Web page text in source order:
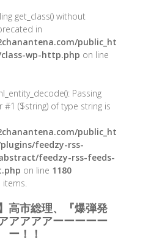
get_class() without
in
public_ht
wp-http.php on line
Passing
($string) of type string is
public_ht
feedzy-rss-
feedzy-rss-feeds-
on line 1180
items.
高市総理、『爆弾発
アアアアーーーーー
ー！！